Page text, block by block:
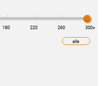
180 220 260 300+
alle